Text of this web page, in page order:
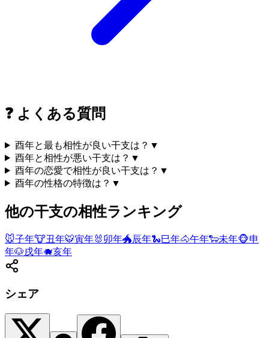
❓ よくある質問
酉年と最も相性が良い干支は？ ▼
酉年と相性が悪い干支は？ ▼
酉年の恋愛で相性が良い干支は？ ▼
酉年の性格の特徴は？ ▼
他の干支の相性ランキング
🐭子年🐮丑年🐯寅年🐰 卯年🐲辰年🐍巳年🐴午年🐑未年🐵申
年🐶戌年🐗亥年
シェア